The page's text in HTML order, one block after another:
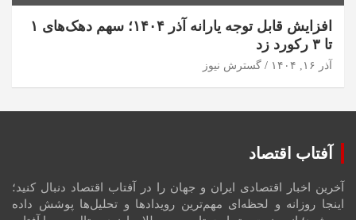
افزایش قابل توجه یارانه آذر ۱۴۰۴؛ سهم دهک‌های ۱
تا ۳ رکورد زد
آذر ۱۶, ۱۴۰۴ گسترش نیوز
آفتاب اقتصاد
آخرین اخبار اقتصادی ایران و جهان را در آفتاب اقتصاد دنبال کنید؛
اینجا روزانه و لحظه‌ای مهم‌ترین رویدادها و تحلیل‌ها پوشش داده